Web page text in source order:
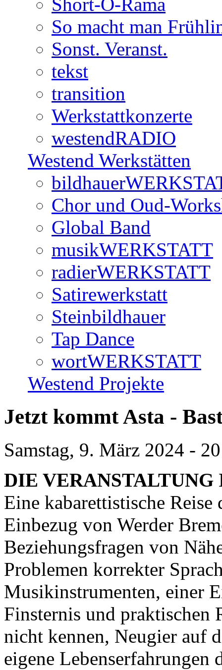
Short-O-Rama
So macht man
Sonst. Veranst.
tekst
transition
Werkstattkonzerte
westendRADIO
Westend Werkstätten
Chor und Oud-
Global Band
musikWERKSTATT
radierWERKSTATT
Satirewerkstatt
Steinbildhauer
Tap Dance
wortWERKSTATT
Westend Projekte
Jetzt kommt Asta -
Samstag, 9. März 2024 -
DIE
Eine kabarettistische Reise
Einbezug von Werder
Beziehungsfragen von
Problemen korrekter
Musikinstrumenten, einer
Finsternis und praktischen
nicht kennen, Neugier auf
eigene Lebenserfahrungen